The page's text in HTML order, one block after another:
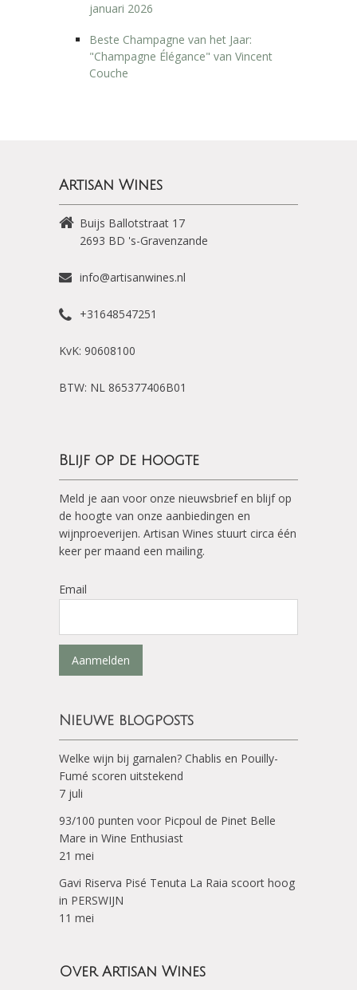
januari 2026
Beste Champagne van het Jaar:
"Champagne Élégance" van Vincent
Couche
Artisan Wines
Buijs Ballotstraat 17
2693 BD 's-Gravenzande
info@artisanwines.nl
+31648547251
KvK: 90608100
BTW: NL 865377406B01
Blijf op de hoogte
Meld je aan voor onze nieuwsbrief en blijf op
de hoogte van onze aanbiedingen en
wijnproeverijen. Artisan Wines stuurt circa één
keer per maand een mailing.
Email
Aanmelden
Nieuwe blogposts
Welke wijn bij garnalen? Chablis en Pouilly-
Fumé scoren uitstekend
7 juli
93/100 punten voor Picpoul de Pinet Belle
Mare in Wine Enthusiast
21 mei
Gavi Riserva Pisé Tenuta La Raia scoort hoog
in PERSWIJN
11 mei
Over Artisan Wines